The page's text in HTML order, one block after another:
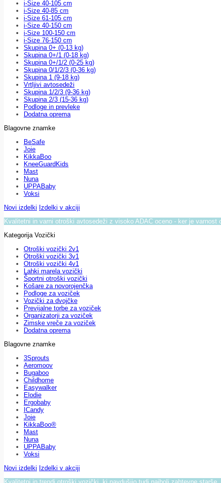
i-Size 40-105 cm
i-Size 40-85 cm
i-Size 61-105 cm
i-Size 40-150 cm
i-Size 100-150 cm
i-Size 76-150 cm
Skupina 0+ (0-13 kg)
Skupina 0+/1 (0-18 kg)
Skupina 0+/1/2 (0-25 kg)
Skupina 0/1/2/3 (0-36 kg)
Skupina 1 (9-18 kg)
Vrtljivi avtosedeži
Skupina 1/2/3 (9-36 kg)
Skupina 2/3 (15-36 kg)
Podloge in prevleke
Dodatna oprema
Blagovne znamke
BeSafe
Joie
KikkaBoo
KneeGuardKids
Mast
Nuna
UPPABaby
Voksi
Novi izdelki Izdelki v akciji
Kvalitetni in varni otroški avtosedeži z visoko ADAC oceno - ker je varnost
Kategorija Vozički
Otroški vozički 2v1
Otroški vozički 3v1
Otroški vozički 4v1
Lahki marela vozički
Športni otroški vozički
Košare za novorojenčka
Podloge za voziček
Vozički za dvojčke
Previjalne torbe za voziček
Organizatorji za voziček
Zimske vreče za voziček
Dodatna oprema
Blagovne znamke
3Sprouts
Aeromoov
Bugaboo
Childhome
Easywalker
Elodie
Ergobaby
ICandy
Joie
KikkaBoo®
Mast
Nuna
UPPABaby
Voksi
Novi izdelki Izdelki v akciji